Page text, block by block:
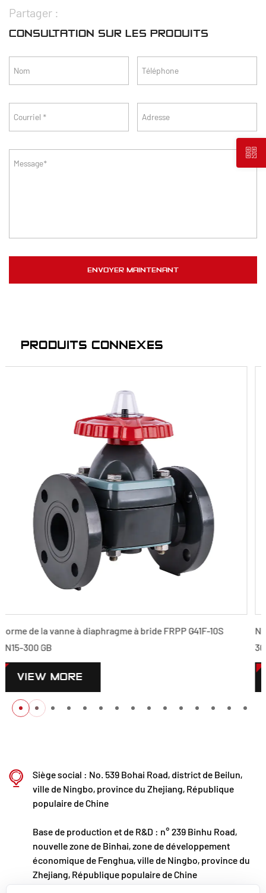
Partager :
CONSULTATION SUR LES PRODUITS
PRODUITS CONNEXES
G41F-10S
Norme de la vanne à diaphragme à bride
Siège social : No. 539 Bohai Road, district de Beilun,
ville de Ningbo, province du Zhejiang, République
populaire de Chine
Base de production et de R&D : n° 239 Binhu Road,
nouvelle zone de Binhai, zone de développement
économique de Fenghua, ville de Ningbo, province du
Zhejiang, République populaire de Chine